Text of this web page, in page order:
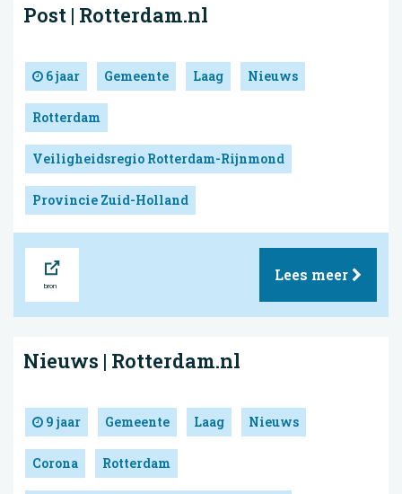
Post | Rotterdam.nl
6 jaar Gemeente Laag Nieuws
Rotterdam
Veiligheidsregio Rotterdam-Rijnmond
Provincie Zuid-Holland
Lees meer
Nieuws | Rotterdam.nl
9 jaar Gemeente Laag Nieuws
Corona Rotterdam